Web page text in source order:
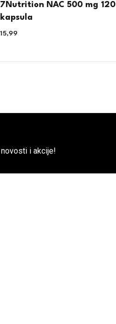
7Nutrition NAC 500 mg 120
kapsula
15,99
i akcije!